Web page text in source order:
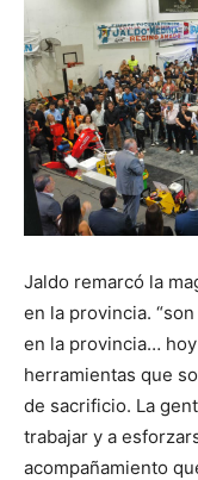
Jaldo remarcó la
en la provincia.
en la provincia…
herramientas que
de sacrificio. La
trabajar y a
acompañamiento